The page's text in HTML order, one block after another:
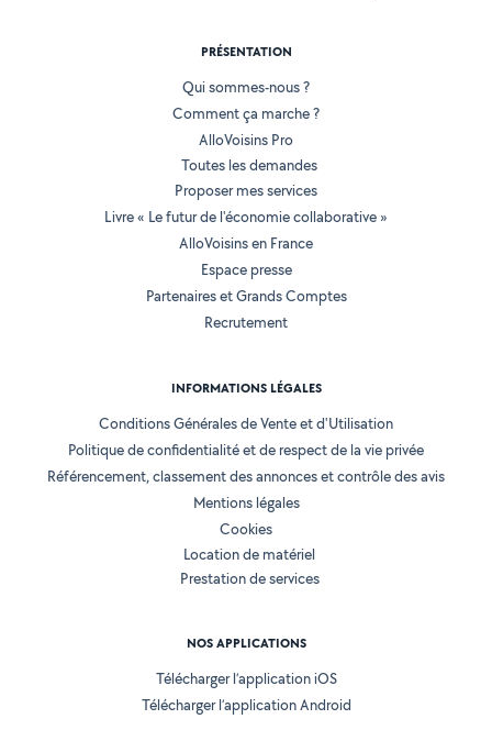
PRÉSENTATION
Qui sommes-nous ?
Comment ça marche ?
AlloVoisins Pro
Toutes les demandes
Proposer mes services
Livre « Le futur de l'économie collaborative »
AlloVoisins en France
Espace presse
Partenaires et Grands Comptes
Recrutement
INFORMATIONS LÉGALES
Conditions Générales de Vente et d'Utilisation
Politique de confidentialité et de respect de la vie privée
Référencement, classement des annonces et contrôle des avis
Mentions légales
Cookies
Location de matériel
Prestation de services
NOS APPLICATIONS
Télécharger l’application iOS
Télécharger l’application Android